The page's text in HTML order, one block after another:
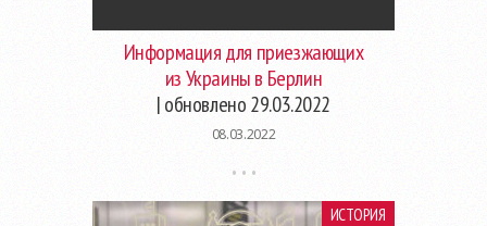
Информация для приезжающих
из Украины в Берлин
| обновлено 29.03.2022
08.03.2022
ИСТОРИЯ